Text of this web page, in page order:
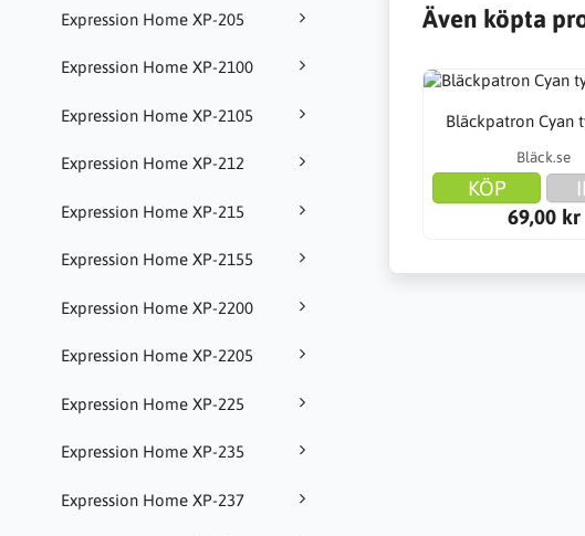
Expression Home XP-205
Expression Home XP-2100
Expression Home XP-2105
Expression Home XP-212
Expression Home XP-215
Expression Home XP-2155
Expression Home XP-2200
Expression Home XP-2205
Expression Home XP-225
Expression Home XP-235
Expression Home XP-237
Även köpta
Bläckpatron Cyan
Bläck.se
KÖP
69,00 kr